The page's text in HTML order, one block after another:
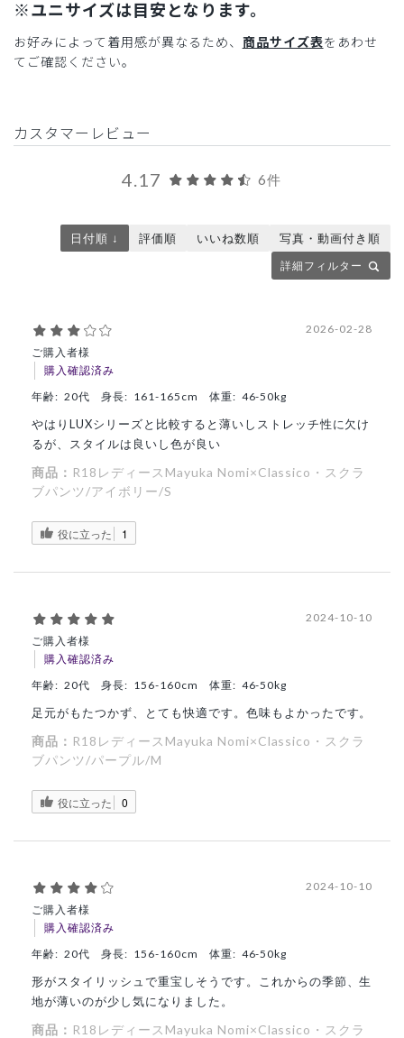
※ユニサイズは目安となります。
お好みによって着用感が異なるため、 商品サイズ表をあわせ
てご確認ください。
カスタマーレビュー
4.17 6件
詳細フィルター
日付順 ↓ 評価順 いいね数順 写真・動画付き順
ご購入者様
購入確認済み
2026-02-28
年齢: 20代 身長: 161-165cm 体重: 46-50kg
やはりLUXシリーズと比較すると薄いしストレッチ性に欠け
るが、スタイルは良いし色が良い
商品： R18レディースMayuka Nomi×Classico・スクラ
ブパンツ/アイボリー/S
役に立った 1
ご購入者様
購入確認済み
2024-10-10
年齢: 20代 身長: 156-160cm 体重: 46-50kg
足元がもたつかず、とても快適です。色味もよかったです。
商品： R18レディースMayuka Nomi×Classico・スクラ
ブパンツ/パープル/M
役に立った 0
ご購入者様
購入確認済み
2024-10-10
年齢: 20代 身長: 156-160cm 体重: 46-50kg
形がスタイリッシュで重宝しそうです。これからの季節、生
地が薄いのが少し気になりました。
商品： R18レディースMayuka Nomi×Classico・スクラ